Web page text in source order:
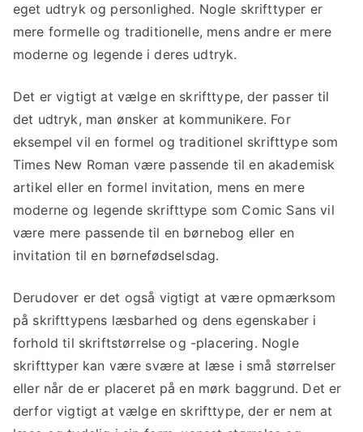
eget udtryk og personlighed. Nogle skrifttyper er
mere formelle og traditionelle, mens andre er mere
moderne og legende i deres udtryk.
Det er vigtigt at vælge en skrifttype, der passer til
det udtryk, man ønsker at kommunikere. For
eksempel vil en formel og traditionel skrifttype som
Times New Roman være passende til en akademisk
artikel eller en formel invitation, mens en mere
moderne og legende skrifttype som Comic Sans vil
være mere passende til en børnebog eller en
invitation til en børnefødselsdag.
Derudover er det også vigtigt at være opmærksom
på skrifttypens læsbarhed og dens egenskaber i
forhold til skriftstørrelse og -placering. Nogle
skrifttyper kan være svære at læse i små størrelser
eller når de er placeret på en mørk baggrund. Det er
derfor vigtigt at vælge en skrifttype, der er nem at